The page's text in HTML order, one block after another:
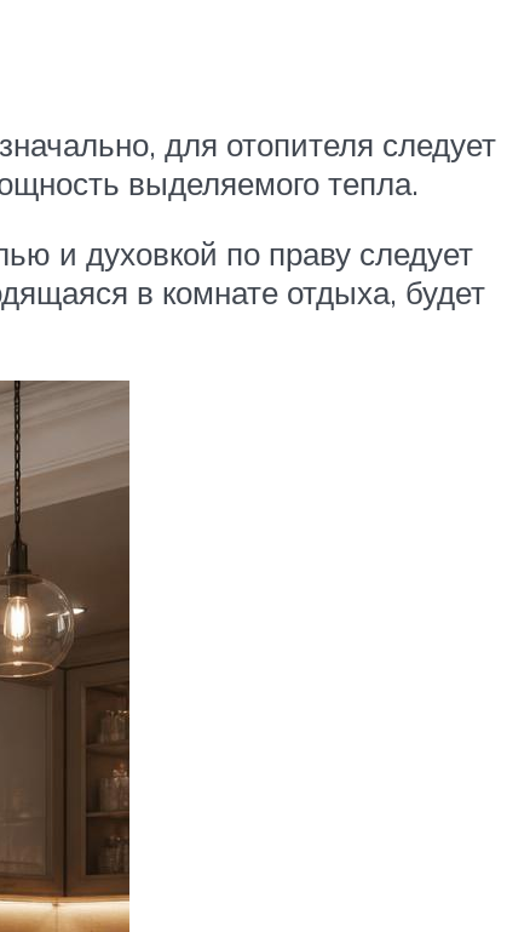
для отопителя следует
выделяемого тепла.
и духовкой по праву следует
в комнате отдыха, будет